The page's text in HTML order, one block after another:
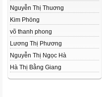
Nguyễn Thị Thuơng
Kim Phöng
võ thanh phong
Lương Thị Phương
Nguyễn Thị Ngọc Hà
Hà Thị Bằng Giang